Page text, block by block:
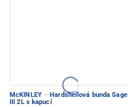
McKINLEY · Hardshellová bunda Sage
III 2L s kapucí